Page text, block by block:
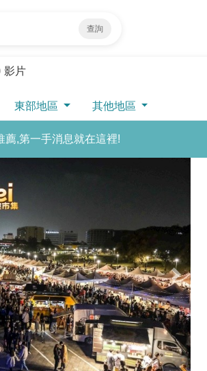
查詢
影片
東部地區 其他地區
薦,第一手消息就在這裡!
Next